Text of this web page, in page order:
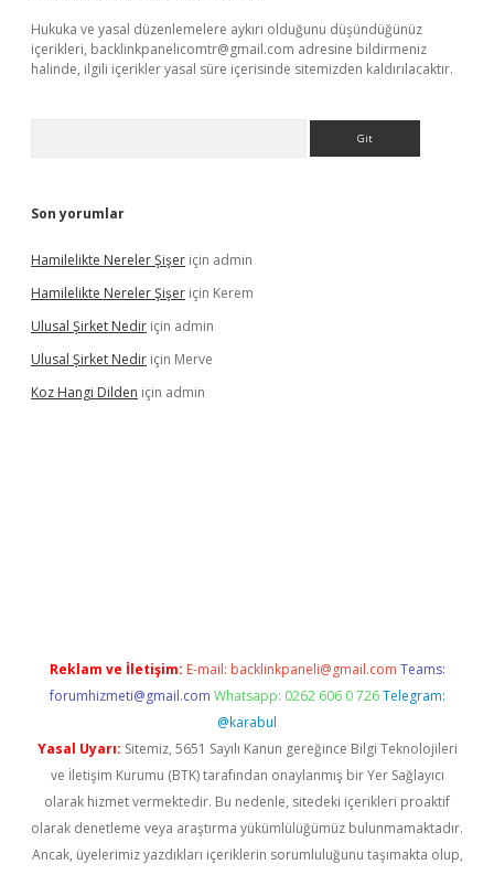
Hukuka ve yasal düzenlemelere aykırı olduğunu düşündüğünüz
içerikleri, backlinkpanelicomtr@gmail.com adresine bildirmeniz
halinde, ilgili içerikler yasal süre içerisinde sitemizden kaldırılacaktır.
Son yorumlar
Hamilelikte Nereler Şişer için admin
Hamilelikte Nereler Şişer için Kerem
Ulusal Şirket Nedir için admin
Ulusal Şirket Nedir için Merve
Koz Hangi Dilden için admin
Reklam ve İletişim: E-mail: backlinkpaneli@gmail.com Teams:
forumhizmeti@gmail.com Whatsapp: 0262 606 0 726 Telegram:
@karabul
Yasal Uyarı: Sitemiz, 5651 Sayılı Kanun gereğince Bilgi Teknolojileri
ve İletişim Kurumu (BTK) tarafından onaylanmış bir Yer Sağlayıcı
olarak hizmet vermektedir. Bu nedenle, sitedeki içerikleri proaktif
olarak denetleme veya araştırma yükümlülüğümüz bulunmamaktadır.
Ancak, üyelerimiz yazdıkları içeriklerin sorumluluğunu taşımakta olup,